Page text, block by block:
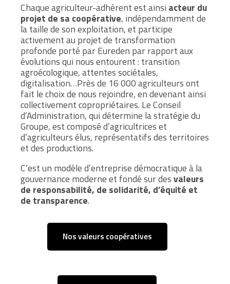
Chaque agriculteur-adhérent est ainsi acteur du
projet de sa coopérative, indépendamment de
la taille de son exploitation,et participe
activement au projet de transformation
profonde porté par Eureden par rapport aux
évolutions qui nous entourent : transition
agroécologique, attentes sociétales,
digitalisation…Près de 16 000 agriculteurs ont
fait le choix de nous rejoindre, en devenant ainsi
collectivement copropriétaires. Le Conseil
d’Administration, qui détermine la stratégie du
Groupe, est composé d’agricultrices et
d’agriculteurs élus, représentatifs des territoires
et des productions.
C’est un modèle d’entreprise démocratique à la
gouvernance moderne et fondé sur desvaleurs
de responsabilité, de solidarité, d’équité et
de transparence.
Nos valeurs coopératives